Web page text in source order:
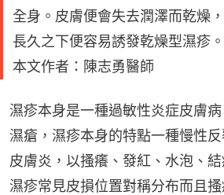
全身。皮膚便會失去潤澤而乾燥
長久之下便容易誘發乾燥型濕疹。
本文作者：陳志勇醫師
濕疹本身是一種過敏性炎症皮膚
濕瘡，濕疹本身的特點一種慢性
皮膚炎，以搔癢、發紅、水泡、
濕疹常見皮損位置對稱分布而且